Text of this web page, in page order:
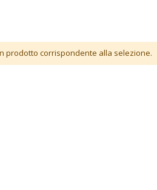
prodotto corrispondente alla selezione.